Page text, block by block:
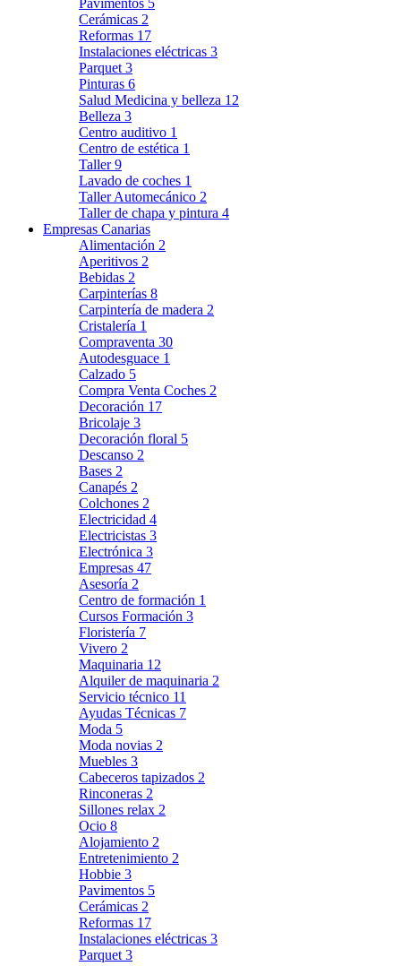
Pavimentos 5
Cerámicas 2
Reformas 17
Instalaciones eléctricas 3
Parquet 3
Pinturas 6
Salud Medicina y belleza 12
Belleza 3
Centro auditivo 1
Centro de estética 1
Taller9
Lavado de coches 1
Taller Automecánico 2
Taller de chapa y pintura 4
Empresas Canarias
Alimentación 2
Aperitivos 2
Bebidas 2
Carpinterías 8
Carpintería de madera 2
Cristalería 1
Compraventa 30
Autodesguace 1
Calzado 5
Compra Venta Coches 2
Decoración 17
Bricolaje 3
Decoración floral 5
Descanso 2
Bases 2
Canapés 2
Colchones 2
Electricidad 4
Electricistas 3
Electrónica 3
Empresas 47
Asesoría 2
Centro de formación 1
Cursos Formación 3
Floristería 7
Vivero 2
Maquinaria 12
Alquiler de maquinaria 2
Servicio técnico 11
Ayudas Técnicas 7
Moda 5
Moda novias 2
Muebles 3
Cabeceros tapizados 2
Rinconeras 2
Sillones relax 2
Ocio 8
Alojamiento 2
Entretenimiento 2
Hobbie 3
Pavimentos 5
Cerámicas 2
Reformas 17
Instalaciones eléctricas 3
Parquet 3